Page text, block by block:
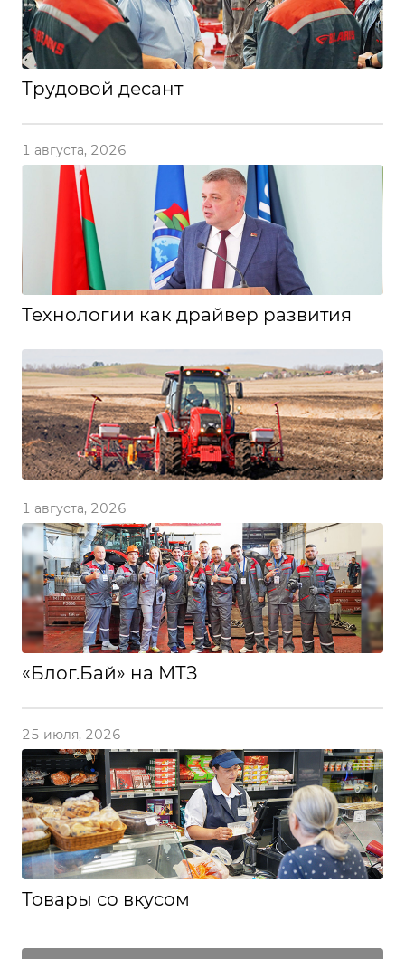
Трудовой десант
1 августа, 2026
Технологии как драйвер развития
1 августа, 2026
«Блог.Бай» на МТЗ
25 июля, 2026
Товары со вкусом